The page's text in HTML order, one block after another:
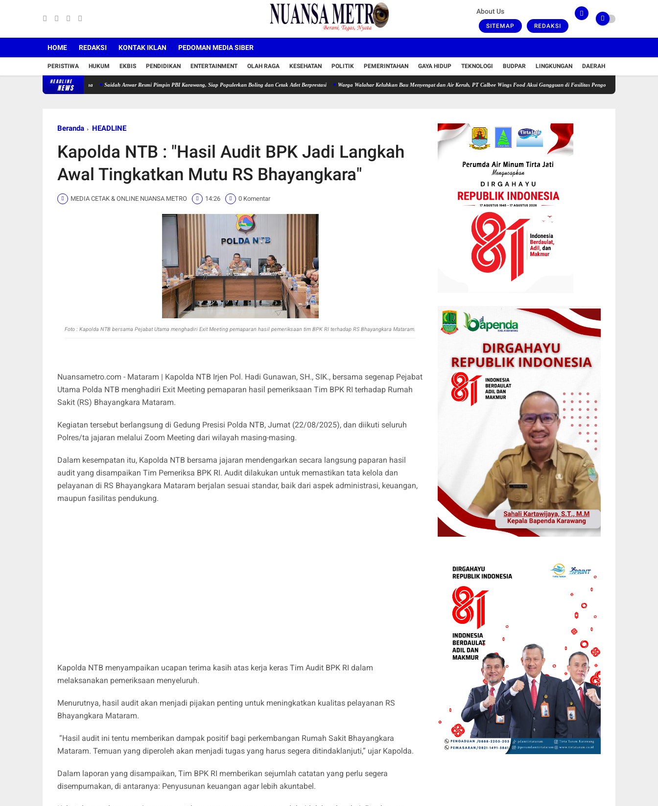
About Us
SITEMAP REDAKSI
HOME REDAKSI KONTAK IKLAN PEDOMAN MEDIA SIBER
PERISTIWA HUKUM EKBIS PENDIDIKAN ENTERTAINMENT OLAH RAGA KESEHATAN POLITIK PEMERINTAHAN GAYA HIDUP TEKNOLOGI BUDPAR LINGKUNGAN DAERAH
HEADLINE
NEWS
Zikir dan Doa Bersama Saidah Anwar Resmi Pimpin PBI Karawang, Siap Populerkan Boling dan Cetak Atlet Berprestasi Warga Walahar Keluhkan Bau Menyengat dan Air Keruh, PT Calbee Wings Food Akui Gangguan di Fasilitas Pengolahan Limbah
Beranda HEADLINE
Kapolda NTB : "Hasil Audit BPK Jadi Langkah
Awal Tingkatkan Mutu RS Bhayangkara"
MEDIA CETAK & ONLINE NUANSA METRO 14:26 0 Komentar
Foto : Kapolda NTB bersama Pejabat Utama menghadiri Exit Meeting pemaparan hasil pemeriksaan tim BPK RI terhadap RS Bhayangkara Mataram.
Nuansametro.com - Mataram | Kapolda NTB Irjen Pol. Hadi Gunawan, SH., SIK., bersama segenap Pejabat
Utama Polda NTB menghadiri Exit Meeting pemaparan hasil pemeriksaan Tim BPK RI terhadap Rumah
Sakit (RS) Bhayangkara Mataram.
Kegiatan tersebut berlangsung di Gedung Presisi Polda NTB, Jumat (22/08/2025), dan diikuti seluruh
Polres/ta jajaran melalui Zoom Meeting dari wilayah masing-masing.
Dalam kesempatan itu, Kapolda NTB bersama jajaran mendengarkan secara langsung paparan hasil
audit yang disampaikan Tim Pemeriksa BPK RI. Audit dilakukan untuk memastikan tata kelola dan
pelayanan di RS Bhayangkara Mataram berjalan sesuai standar, baik dari aspek administrasi, keuangan,
maupun fasilitas pendukung.
Kapolda NTB menyampaikan ucapan terima kasih atas kerja keras Tim Audit BPK RI dalam
melaksanakan pemeriksaan menyeluruh.
Menurutnya, hasil audit akan menjadi pijakan penting untuk meningkatkan kualitas pelayanan RS
Bhayangkara Mataram.
“Hasil audit ini tentu memberikan dampak positif bagi perkembangan Rumah Sakit Bhayangkara
Mataram. Temuan yang diperoleh akan menjadi tugas yang harus segera ditindaklanjuti,” ujar Kapolda.
Dalam laporan yang disampaikan, Tim BPK RI memberikan sejumlah catatan yang perlu segera
disempurnakan, di antaranya: Penyusunan keuangan agar lebih akuntabel.